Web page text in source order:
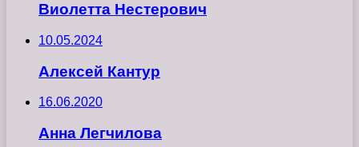
Виолетта Нестерович
10.05.2024
Алексей Кантур
16.06.2020
Анна Легчилова